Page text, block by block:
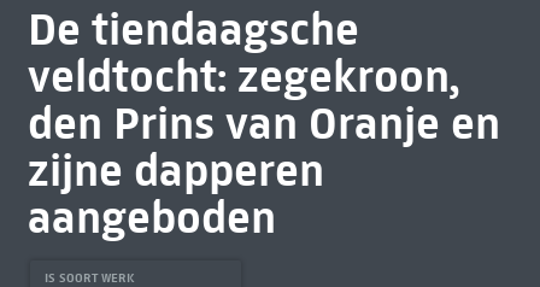
De tiendaagsche
veldtocht: zegekroon,
den Prins van Oranje en
zijne dapperen
aangeboden
IS SOORT WERK